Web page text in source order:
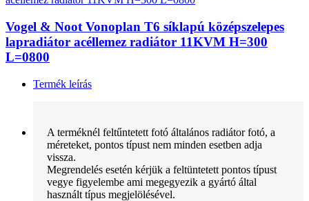
Vogel & Noot Vonoplan T6 síklapú középszelepes
lapradiátor acéllemez radiátor 11KVM H=300
L=0800
Termék leírás
A terméknél feltűntetett fotó általános radiátor fotó, a
méreteket, pontos típust nem minden esetben adja
vissza.
Megrendelés esetén kérjük a feltüntetett pontos típust
vegye figyelembe ami megegyezik a gyártó által
használt típus megjelölésével.